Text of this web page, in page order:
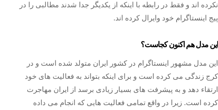
نکرده اند و فقط در رابطه با اینکه از یکدیگر جدا شدند مطالبی را در
پیج اینستاگرام خود وایرال کرده اند.
این مدل هم اکنون کجاست؟
این مدل مشهور اینستاگرام در کشور ایران متولد شده است و در
کرج زندگی می کرده است و برای اینکه بتواند به فعالیت ‌های خود
ارتقاء دهد و به پیشرفت های بسیار زیادی برسد از ایران مهاجرت
کرده است. زیرا در واقع تمامی فعالیت‌ هایی که انجام می داده